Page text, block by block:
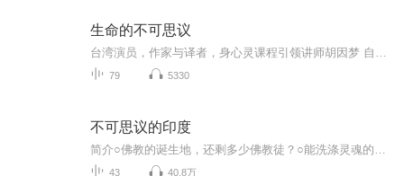
生命的不可思议
79 5330
不可思议的印度
43 40.8万